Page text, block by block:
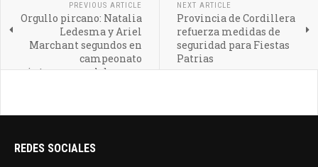
PREVIOUS ARTICLE
Orgullo pircano: Natalia
Ledesma y Ariel
Marchant segundos en
campeonato
intercomunal de cueca
NEXT ARTICLE
Provincia de Cordillera
refuerza medidas de
seguridad para Fiestas
Patrias
REDES SOCIALES